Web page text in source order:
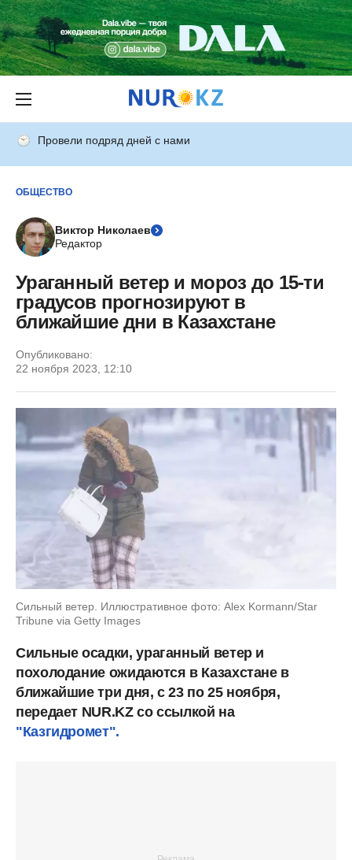
Провели подряд дней с нами
ОБЩЕСТВО
Виктор Николаев
Редактор
Ураганный ветер и мороз до 15-ти
градусов прогнозируют в
ближайшие дни в Казахстане
Опубликовано:
22 ноября 2023, 12:10
Сильный ветер. Иллюстративное фото: Alex Kormann/Star
Tribune via Getty Images
Сильные осадки, ураганный ветер и
похолодание ожидаются в Казахстане в
ближайшие три дня, с 23 по 25 ноября,
передает NUR.KZ со ссылкой на
"Казгидромет".